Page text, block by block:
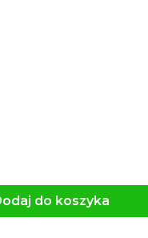
do koszyka